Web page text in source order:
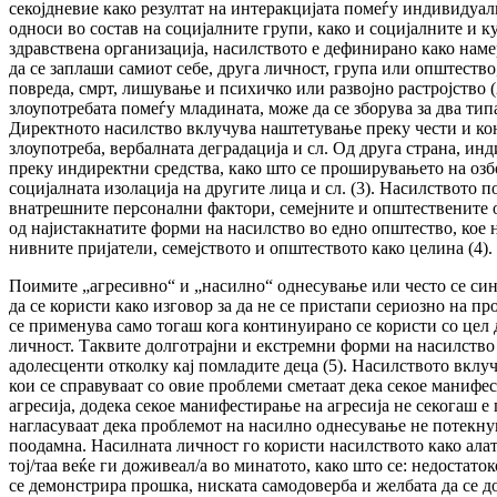
секојдневие како резултат на интеракцијата помеѓу
односи во состав на социјалните групи, како и социјалните и
здравствена организација, насилството е дефинирано како
да се заплаши самиот себе, друга личност, група или
повреда, смрт, лишување и психичко или развојно
злоупотребата помеѓу младината, може да се зборува за два
Директното насилство вклучува наштетување преку чести и
злоупотреба, вербалната деградација и сл. Од друга страна,
преку индиректни средства, како што се проширувањето на
социјалната изолација на другите лица и сл. (3). Насилството
внатрешните персонални фактори, семејните и општествените
од најистакнатите форми на насилство во едно општество,
нивните пријатели, семејството и општеството како целина (4).
Поимите „агресивно“ и „насилно“ однесување или често се
да се користи како изговор за да не се пристапи сериозно на
се применува само тогаш кога континуирано се користи со
личност. Таквите долготрајни и екстремни форми на
адолесценти отколку кај помладите деца (5). Насилството
кои се справуваат со овие проблеми сметаат дека секое
агресија, додека секое манифестирање на агресија не
нагласуваат дека проблемот на насилно однесување не
поодамна. Насилната личност го користи насилството како
тој/таа веќе ги доживеал/а во минатото, како што се:
се демонстрира прошка, ниската самодоверба и желбата да се